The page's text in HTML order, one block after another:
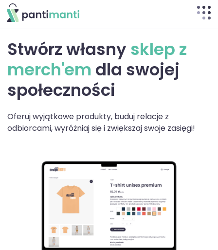
Pantimanti
Stwórz własnysklep z
merch'em dla swojej
społeczności
Oferuj wyjątkowe produkty, buduj relacje z
odbiorcami, wyróżniaj się i zwiększaj swoje zasięgi!